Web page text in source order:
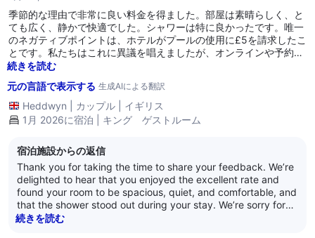
for your review. We hope to have the opportunity to welcome
you back in the future. Warm regards, Ceri
季節的な理由で非常に良い料金を得ました。部屋は素晴らしく、と
ても広く、静かで快適でした。シャワーは特に良かったです。唯一
のネガティブポイントは、ホテルがプールの使用に£5を請求したこ
とです。私たちはこれに異議を唱えましたが、オンラインや予約時
にそのことは記載されていませんでした。私たちが異議を唱えたと
き、ホテルはその料金を免除しました。
続きを読む
元の言語で表示する 生成AIによる翻訳
Heddwyn カップル
イギリス
1月 2026に宿泊 | キング ゲストルーム
宿泊施設からの返信
Thank you for taking the time to share your feedback. We’re
delighted to hear that you enjoyed the excellent rate and
found your room to be spacious, quiet, and comfortable, and
that the shower stood out during your stay. We’re sorry for
the confusion regarding the pool charge. This is not the
続きを読む